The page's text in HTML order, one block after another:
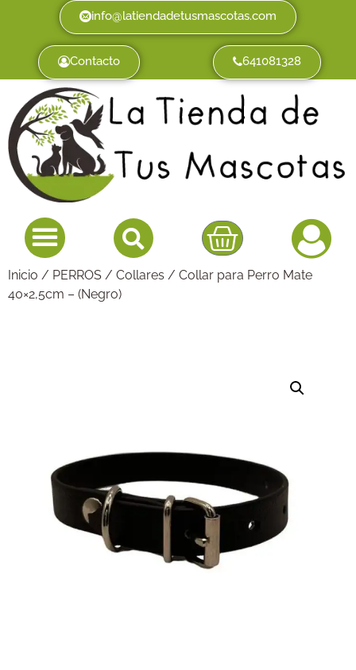
info@latiendadetusmascotas.com
Contacto 641081328
Inicio / PERROS / Collares / Collar para Perro Mate
40×2,5cm – (Negro)